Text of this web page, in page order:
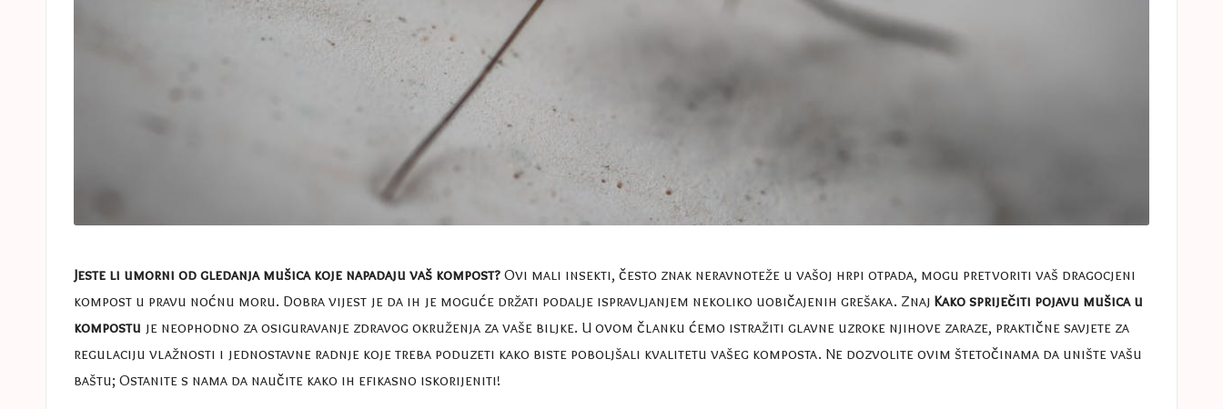
Jeste li umorni od gledanja mušica koje napadaju vaš kompost? Ovi mali insekti, često znak neravnoteže u vašoj hrpi otpada, mogu pretvoriti vaš dragocjeni
kompost u pravu noćnu moru. Dobra vijest je da ih je moguće držati podalje ispravljanjem nekoliko uobičajenih grešaka. Znaj Kako spriječiti pojavu mušica u
kompostu je neophodno za osiguravanje zdravog okruženja za vaše biljke. U ovom članku ćemo istražiti glavne uzroke njihove zaraze, praktične savjete za
regulaciju vlažnosti i jednostavne radnje koje treba poduzeti kako biste poboljšali kvalitetu vašeg komposta. Ne dozvolite ovim štetočinama da unište vašu
baštu; Ostanite s nama da naučite kako ih efikasno iskorijeniti!